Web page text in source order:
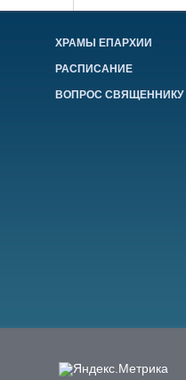
ХРАМЫ ЕПАРХИИ
РАСПИСАНИЕ
ВОПРОС СВЯЩЕННИКУ